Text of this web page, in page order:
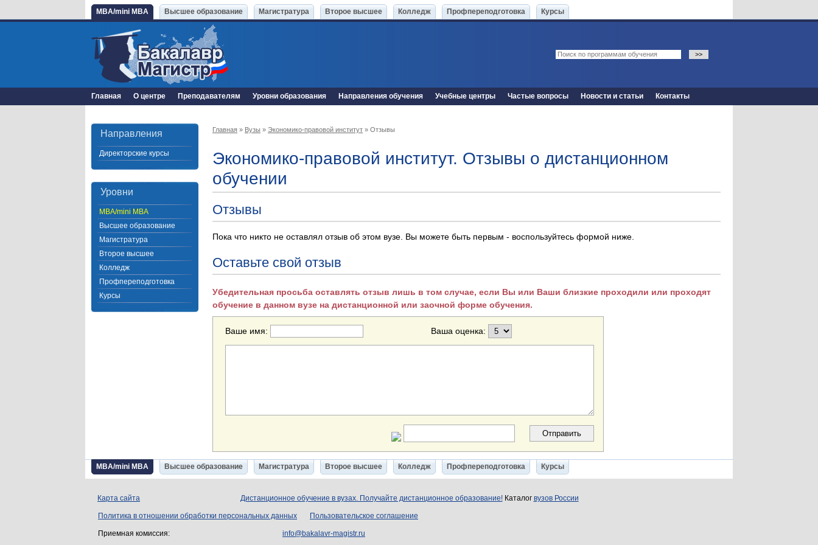
MBA/mini MBA Высшее образование Магистратура Второе высшее Колледж Профпереподготовка Курсы
Главная О центре Преподавателям Уровни образования Направления обучения Учебные центры Частые вопросы Новости и статьи Контакты
Направления
Директорские курсы
Уровни
MBA/mini MBA
Высшее образование
Магистратура
Второе высшее
Колледж
Профпереподготовка
Курсы
Главная » Вузы » Экономико-правовой институт » Отзывы
Экономико-правовой институт. Отзывы о дистанционном
обучении
Отзывы
Пока что никто не оставлял отзыв об этом вузе. Вы можете быть первым - воспользуйтесь формой ниже.
Оставьте свой отзыв
Убедительная просьба оставлять отзыв лишь в том случае, если Вы или Ваши близкие проходили или проходят
обучение в данном вузе на дистанционной или заочной форме обучения.
Ваше имя: Ваша оценка:
MBA/mini MBA Высшее образование Магистратура Второе высшее Колледж Профпереподготовка Курсы
Карта сайта Дистанционное обучение в вузах. Получайте дистанционное образование!Каталог вузов России
Политика в отношении обработки персональных данных Пользовательское соглашение
Приемная комиссия:
info@bakalavr-magistr.ru